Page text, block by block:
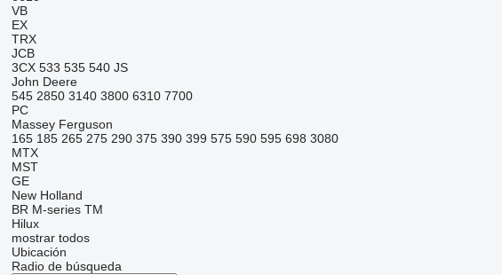
VB
EX
TRX
JCB
3CX 533 535 540 JS
John Deere
545 2850 3140 3800 6310 7700
PC
Massey Ferguson
165 185 265 275 290 375 390 399 575 590 595 698 3080
MTX
MST
GE
New Holland
BR M-series TM
Hilux
mostrar todos
Ubicación
Radio de búsqueda